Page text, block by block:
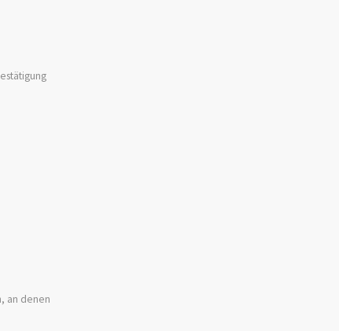
an denen